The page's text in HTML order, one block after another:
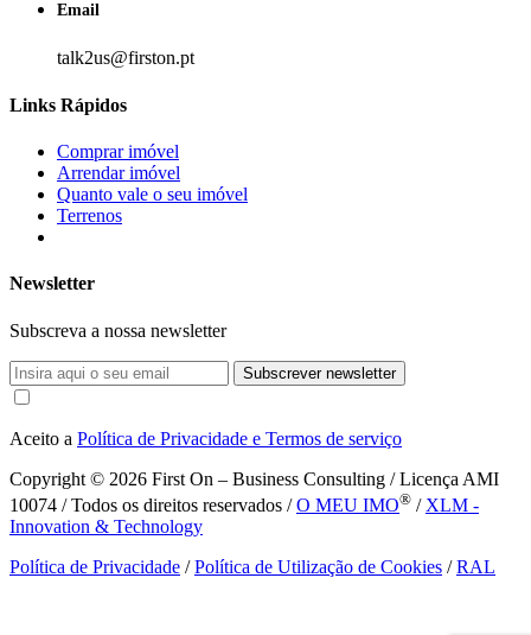
Email
talk2us@firston.pt
Links Rápidos
Comprar imóvel
Arrendar imóvel
Quanto vale o seu imóvel
Terrenos
Newsletter
Subscreva a nossa newsletter
Subscrever newsletter
Aceito a Política de Privacidade e Termos de serviço
Copyright © 2026 First On – Business Consulting / Licença AMI
10074 / Todos os direitos reservados /O MEU IMO® / XLM -
Innovation & Technology
Política de Privacidade /Política de Utilização de Cookies /RAL